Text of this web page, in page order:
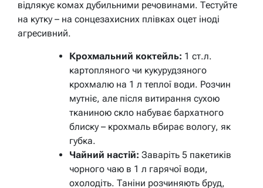
відлякує комах дубильними речовинами. Тестуйте
на кутку – на сонцезахисних плівках оцет іноді
агресивний.
Крохмальний коктейль: 1 ст.л.
картопляного чи кукурудзяного
крохмалю на 1 л теплої води. Розчин
мутніє, але після витирання сухою
тканиною скло набуває бархатного
блиску – крохмаль вбирає вологу, як
губка.
Чайний настій: Заваріть 5 пакетиків
чорного чаю в 1 л гарячої води,
охолодіть. Таніни розчиняють бруд,